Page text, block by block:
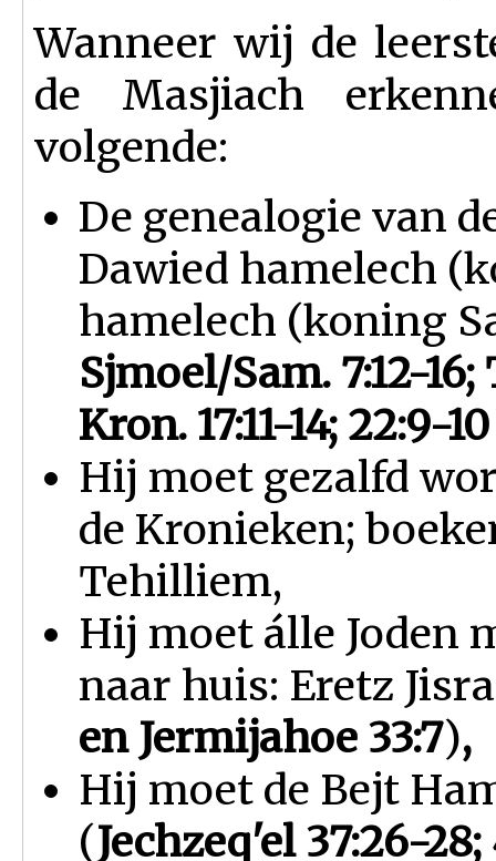
Wanneer wij de
de Masjiach
volgende:
De genealogie van
Dawied hamelech
hamelech (koning
Sjmoel/Sam. 7:12-
Kron. 17:11-14; 22:9-
Hij moet gezalfd
de Kronieken;
Tehilliem,
Hij moet álle Joden
naar huis: Eretz
en Jermijahoe 33:7),
Hij moet de Bejt
(Jechzeq'el37:26-